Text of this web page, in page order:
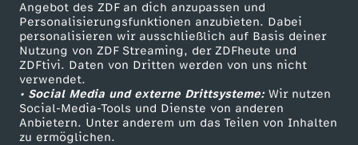
Angebot des ZDF an dich anzupassen und
Personalisierungsfunktionen anzubieten. Dabei
personalisieren wir ausschließlich auf Basis deiner
Nutzung von ZDF Streaming, der ZDFheute und
ZDFtivi. Daten von Dritten werden von uns nicht
verwendet.
• Social Media und externe Drittsysteme:Wir nutzen
Social-Media-Tools und Dienste von anderen
Anbietern. Unter anderem um das Teilen von Inhalten
zu ermöglichen.
TV-Programm
ZDF Unternehmen
Karriere